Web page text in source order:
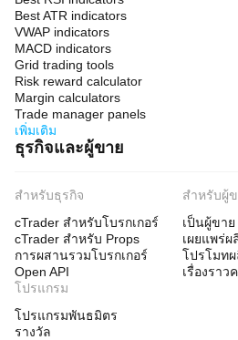
Best ATR indicators
VWAP indicators
MACD indicators
Grid trading tools
Risk reward calculator
Margin calculators
Trade manager panels
เพิ่มเติม
ธุรกิจและผู้ขาย
สำหรับธุรกิจ
cTrader สำหรับโบรกเกอร์
cTrader สำหรับ Props
การผสานรวมโบรกเกอร์
Open API
สำหรับผู้
เป็นผู้ขาย
เผยแพร่
โปรโมท
เรื่องราว
โปรแกรม
โปรแกรมพันธมิตร
รางวัล